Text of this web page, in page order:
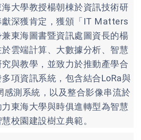
大學教授楊朝棟於資訊技術研
獻深獲肯定，獲頒「IT Matters
東海圖書暨資訊處圖資長的楊
雲端計算、大數據分析、智慧
與教學，並致力於推動產學合
項資訊系統，包含結合LoRa與
感測系統，以及整合影像串流於
東海大學與時俱進轉型為智慧
校園建設樹立典範。